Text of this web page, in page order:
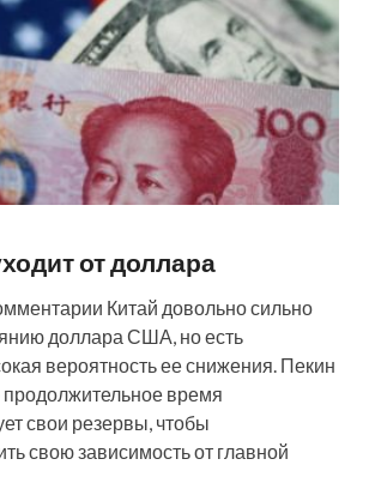
от доллара
Китай довольно сильно
доллара США, но есть
вероятность ее снижения. Пекин
продолжительное время
свои резервы, чтобы
свою зависимость от главной